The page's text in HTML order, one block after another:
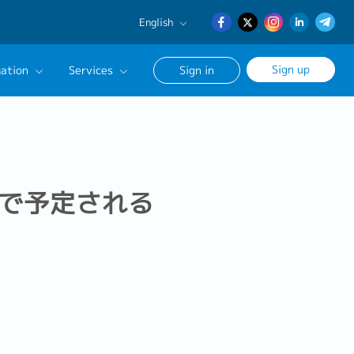
English
English
日本語
Services Sign in Sign up
予定される